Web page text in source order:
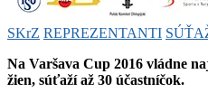
SKrZ REPREZENTANTI
Na Varšava Cup 2016 vládne
žien, súťaží až 30 účastníčok.